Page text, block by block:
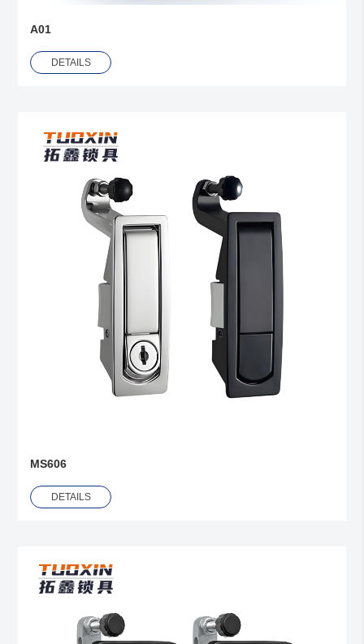
A01
DETAILS
MS606
DETAILS